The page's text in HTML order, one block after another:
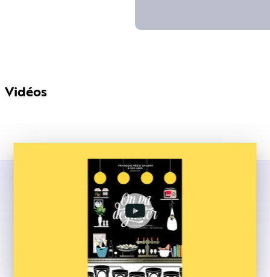
Vidéos